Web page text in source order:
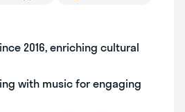
2016, enriching cultural
with music for engaging